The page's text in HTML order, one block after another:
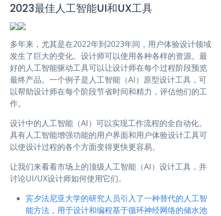
r
e
e
b t
i
l
e
g
t
s
s
e
r
o
2023最佳人工智能UI和UX工具
多年来，尤其是在2022年到2023年间，用户体验设计领域
发生了巨大的变化。设计师可以使用各种各样的资源。最
好的人工智能驱动工具可以让设计师在每个过程阶段预览
最终产品。一个例子是人工智能（AI）原型设计工具，可
以帮助设计师在每个阶段节省时间和精力，评估他们的工
作。
设计中的人工智能（AI）可以实现工作流程的全自动化。
具有人工智能增强功能的用户界面和用户体验设计工具可
以使设计过程的各个方面变得更快更容易。
让我们来看看市场上的顶级人工智能（AI）设计工具，并
讨论UI/UX设计师如何使用它们。
宾夕法尼亚大学的研究人员引入了一种替代的人工智
能方法，用于设计和编程基于循环神经网络的储水池